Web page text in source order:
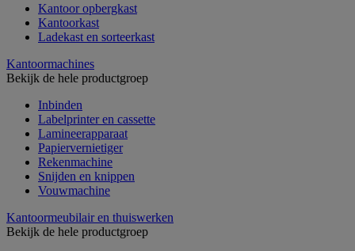
Kantoor opbergkast
Kantoorkast
Ladekast en sorteerkast
Kantoormachines
Bekijk de hele productgroep
Inbinden
Labelprinter en cassette
Lamineerapparaat
Papiervernietiger
Rekenmachine
Snijden en knippen
Vouwmachine
Kantoormeubilair en thuiswerken
Bekijk de hele productgroep